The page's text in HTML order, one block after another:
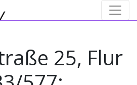
25, Flur